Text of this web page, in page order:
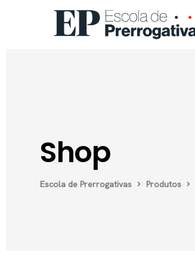
Shop
Escola de Prerrogativas Produtos